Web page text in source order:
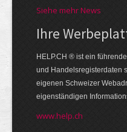
Siehe mehr News
Ihre
HELP.CH ® ist ein
und Handels­register­daten
eige­nen Schweizer
eigen­ständigen
www.help.ch